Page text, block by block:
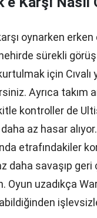
oynarken
sürekli
için Cıvalı
Ayrıca takım
kontroller de
daha az hasar
etrafındakiler
daha savaşıp geri
Oyun uzadıkça